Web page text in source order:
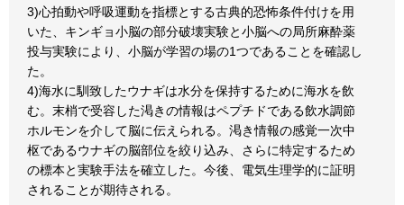
3)心拍動や呼吸運動を指標とする古典的恐怖条件付けを用
いた、キンギョ小脳の部分破壊実験と小脳への局所麻酔薬
投与実験により、小脳が学習の場の1つであることを確認し
た。
4)海水に馴致したウナギは水分を保持するために海水を飲
む。末梢で受容した渇きの情報はペプチドである飲水調節
ホルモンを介して脳に伝えられる。渇き情報の感覚一次中
枢であるウナギの脳部位を絞り込み、さらに特定するため
の標本と実験手法を確立した。今後、電気生理学的に証明
されることが期待される。